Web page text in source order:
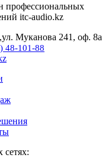
профессиональных
itc-audio.kz
Муканова 241, оф. 8а
48-101-88